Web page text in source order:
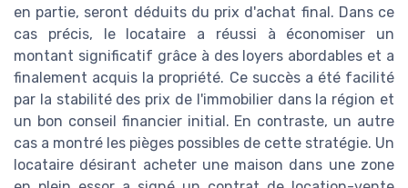
en partie, seront déduits du prix d'achat final. Dans ce
cas précis, le locataire a réussi à économiser un
montant significatif grâce à des loyers abordables et a
finalement acquis la propriété. Ce succès a été facilité
par la stabilité des prix de l'immobilier dans la région et
un bon conseil financier initial. En contraste, un autre
cas a montré les pièges possibles de cette stratégie. Un
locataire désirant acheter une maison dans une zone